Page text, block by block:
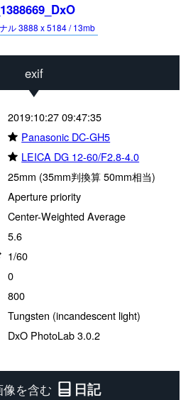
_1388669_DxO
ル 3888 x 5184 / 13mb
exif
2019:10:27 09:47:35
Panasonic DC-GH5
LEICA DG 12-60/F2.8-4.0
25mm (35mm判換算 50mm相当)
Aperture priority
Center-Weighted Average
5.6
1/60
0
800
Tungsten (incandescent light)
DxO PhotoLab 3.0.2
像を含む 日記